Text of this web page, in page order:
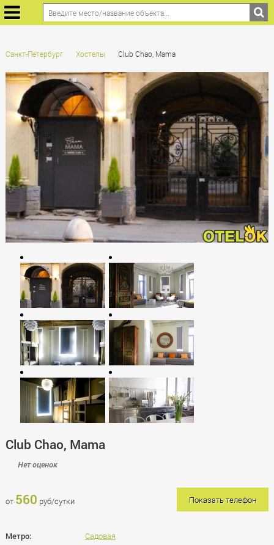
Санкт-Петербург Хостелы Club Chao, Mama
Club Chao, Mama
Нет оценок
от 560 руб/сутки Показать телефон
Метро:
Садовая